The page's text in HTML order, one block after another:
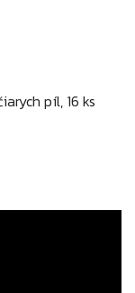
píl, 16 ks